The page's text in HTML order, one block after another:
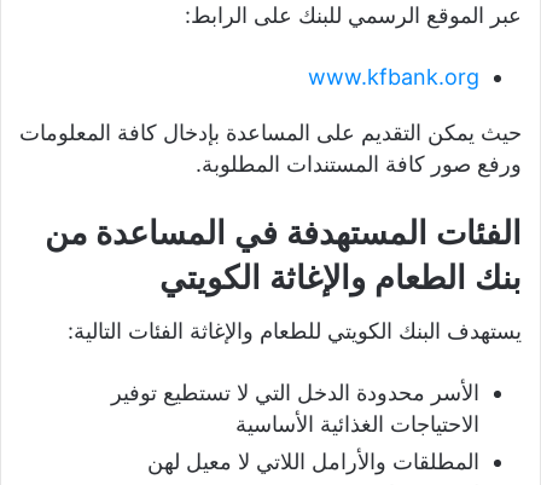
عبر الموقع الرسمي للبنك على الرابط:
www.kfbank.org
حيث يمكن التقديم على المساعدة بإدخال كافة المعلومات
ورفع صور كافة المستندات المطلوبة.
الفئات المستهدفة في المساعدة من
بنك الطعام والإغاثة الكويتي
يستهدف البنك الكويتي للطعام والإغاثة الفئات التالية:
الأسر محدودة الدخل التي لا تستطيع توفير
الاحتياجات الغذائية الأساسية
المطلقات والأرامل اللاتي لا معيل لهن